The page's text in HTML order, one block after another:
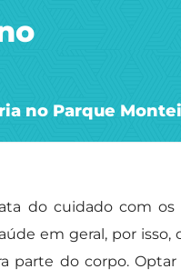
no Parque
do cuidado com
em geral, por isso,
parte do corpo.